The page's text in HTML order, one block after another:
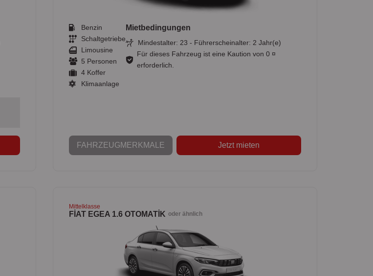
Benzin
Schaltgetriebe
Limousine
5 Personen
4 Koffer
Klimaanlage
Mietbedingungen
Mindestalter: 23 - Führerscheinalter: 2 Jahr(e)
Für dieses Fahrzeug ist eine Kaution von 0 ¤
erforderlich.
FAHRZEUGMERKMALE Jetzt mieten
Mittelklasse
FİAT EGEA 1.6 OTOMATİK oder ähnlich